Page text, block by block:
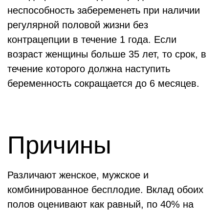
неспособность забеременеть при наличии
регулярной половой жизни без
контрацепции в течение 1 года. Если
возраст женщины больше 35 лет, то срок, в
течение которого должна наступить
беременность сокращается до 6 месяцев.
Причины
Различают женское, мужское и
комбинированное бесплодие. Вклад обоих
полов оценивают как равный, по 40% на